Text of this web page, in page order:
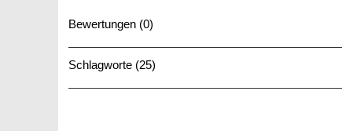
Bewertungen (0)
Schlagworte (25)